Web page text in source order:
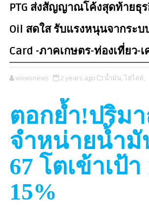
PTG ส่งสัญญาณโค้งสุดท้ายธุร
Oil สดใส รับแรงหนุนจากระบ
Card -ภาคเกษตร-ท่องเที่ยว-
wowsnews 2 years ago น้ำมัน, ไฮไลท์,
ตอกย้ำ!ปริม
จำหน่ายน้ำมั
67 โตเข้าเป้า
15%